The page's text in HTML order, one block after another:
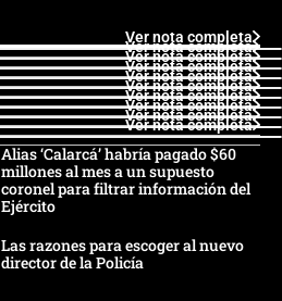
Ver nota completa
Ver nota completa
Ver nota completa
Ver nota completa
Ver nota completa
Ver nota completa
Ver nota completa
Ver nota completa
Ver nota completa
Ver nota completa
Alias ‘Calarcá’ habría pagado $60
millones al mes a un supuesto
coronel para filtrar información del
Ejército
Las razones para escoger al nuevo
director de la Policía